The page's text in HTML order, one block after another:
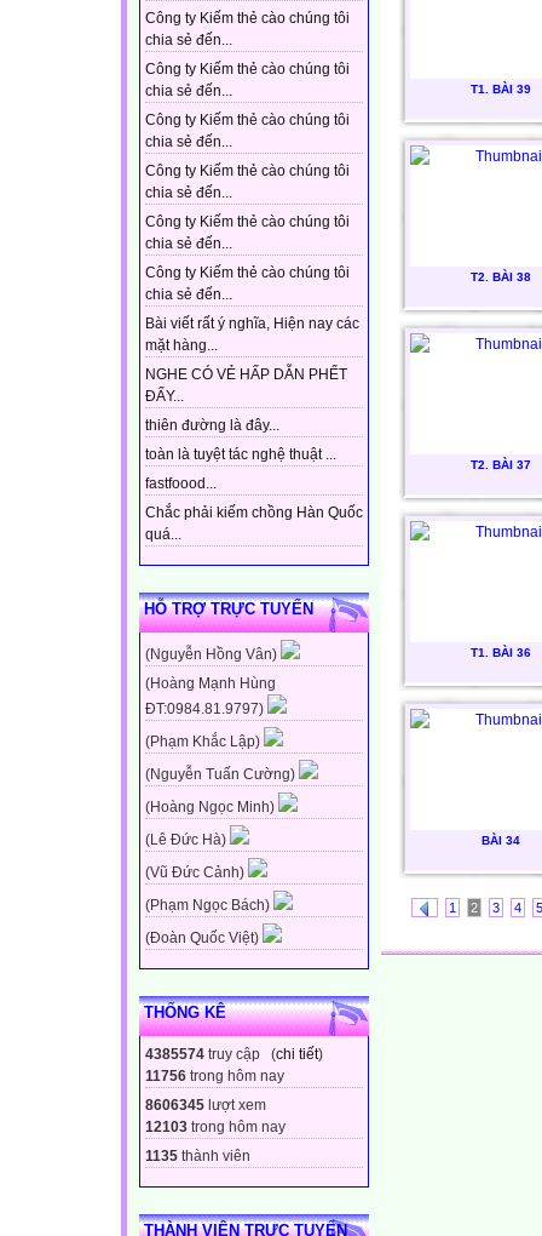
Công ty Kiếm thẻ cào chúng tôi
chia sẻ đến...
Công ty Kiếm thẻ cào chúng tôi
chia sẻ đến...
Công ty Kiếm thẻ cào chúng tôi
chia sẻ đến...
Công ty Kiếm thẻ cào chúng tôi
chia sẻ đến...
Công ty Kiếm thẻ cào chúng tôi
chia sẻ đến...
Công ty Kiếm thẻ cào chúng tôi
chia sẻ đến...
Bài viết rất ý nghĩa, Hiện nay các
mặt hàng...
NGHE CÓ VẺ HẤP DẪN PHẾT
ĐẤY...
thiên đường là đây...
toàn là tuyệt tác nghệ thuật ...
fastfoood...
Chắc phải kiếm chồng Hàn Quốc
quá...
HỖ TRỢ TRỰC TUYẾN
(Nguyễn Hồng Vân)
(Hoàng Mạnh Hùng
ĐT:0984.81.9797)
(Phạm Khắc Lập)
(Nguyễn Tuấn Cường)
(Hoàng Ngọc Minh)
(Lê Đức Hà)
(Vũ Đức Cảnh)
(Phạm Ngọc Bách)
(Đoàn Quốc Việt)
THỐNG KÊ
4385574 truy cập (chi tiết)
11756 trong hôm nay
8606345 lượt xem
12103 trong hôm nay
1135 thành viên
THÀNH VIÊN TRỰC TUYẾN
T1. BÀI 39
T2. BÀI 38
T2. BÀI 37
T1. BÀI 36
BÀI 34
1 2 3 4 5